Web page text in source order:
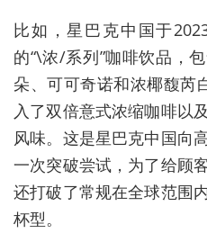
比如，星巴克中国于
的“\浓/系列”咖啡饮品，
朵、可可奇诺和浓椰馥芮
入了双倍意式浓缩咖啡以
风味。这是星巴克中国向
一次突破尝试，为了给顾
还打破了常规在全球范围
杯型。